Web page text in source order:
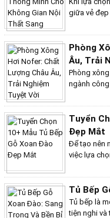
và hiện
phong cách
tượng mà
dài.
giữa vẻ
yêu cầu
một sự đầu
màu sắc
chắn, gỗ
sang trọng
chống lại
Phòng
Âu, Trải
Phòng
ngành
mạnh mẽ
tại nhà,
gia đình và
Tuyển
Đẹp Mắt
Để tạo nên
việc lựa
hàng đầu
Trong bài
mẫu tủ bếp
nhiều sự
Tủ Bếp
Tủ bếp là
tiện nghi